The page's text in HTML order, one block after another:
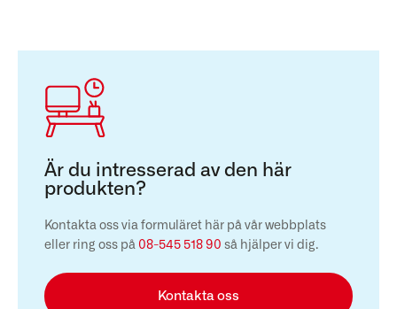
Är du intresserad av den här
produkten?
Kontakta oss via formuläret här på vår webbplats
eller ring oss på 08-545 518 90 så hjälper vi dig.
Kontakta oss